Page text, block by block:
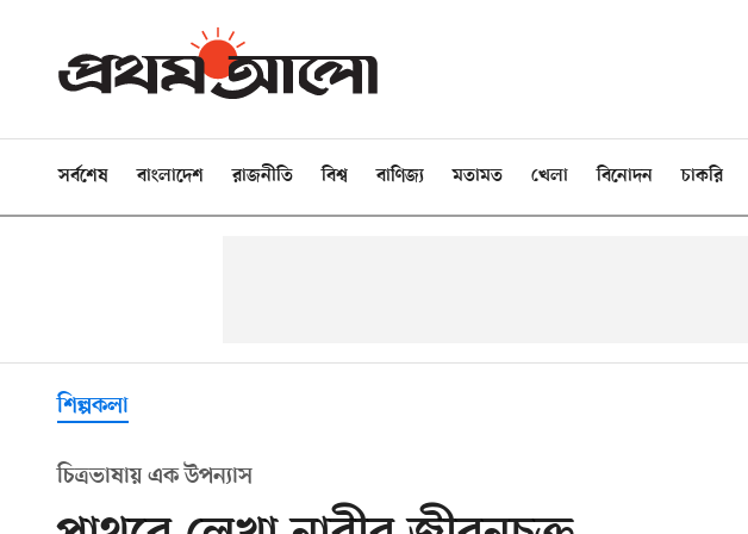
সর্বশেষ বাংলাদেশ রাজনীতি বিশ্ব বাণিজ্য মতামত খেলা বিনোদন চাকরি
শিল্পকলা
চিত্রভাষায় এক উপন্যাস